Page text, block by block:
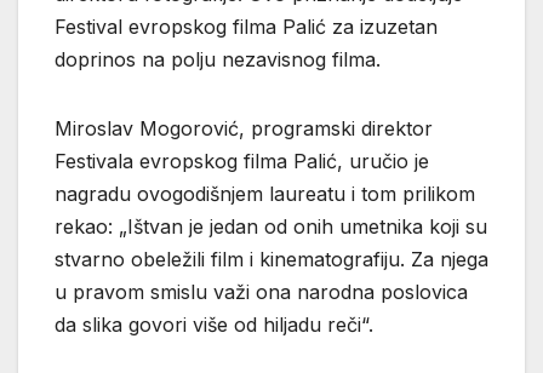
Festival evropskog filma Palić za izuzetan
doprinos na polju nezavisnog filma.
Miroslav Mogorović, programski direktor
Festivala evropskog filma Palić, uručio je
nagradu ovogodišnjem laureatu i tom prilikom
rekao: „Ištvan je jedan od onih umetnika koji su
stvarno obeležili film i kinematografiju. Za njega
u pravom smislu važi ona narodna poslovica
da slika govori više od hiljadu reči“.